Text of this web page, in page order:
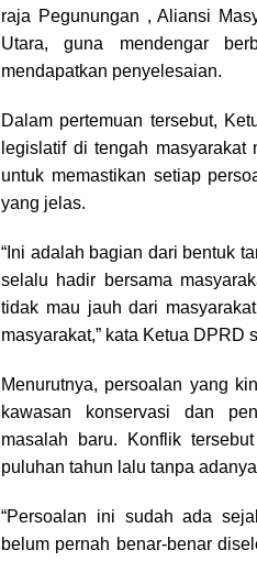
raja Pegunungan , Aliansi
Utara, guna mendengar
mendapatkan penyelesaian.
Dalam pertemuan tersebut,
legislatif di tengah
untuk memastikan setiap
yang jelas.
“Ini adalah bagian dari bentuk
selalu hadir bersama
tidak mau jauh dari
masyarakat,” kata Ketua DPRD
Menurutnya, persoalan yang
kawasan konservasi dan
masalah baru. Konflik
puluhan tahun lalu tanpa
“Persoalan ini sudah ada
belum pernah benar-benar